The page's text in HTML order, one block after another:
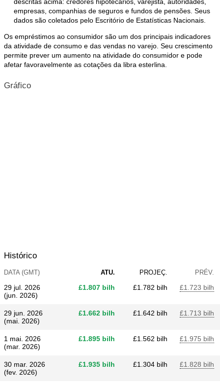
empresas, companhias de seguros e fundos de pensões. Seus
dados são coletados pelo Escritório de Estatísticas Nacionais.
Os empréstimos ao consumidor são um dos principais indicadores
da atividade de consumo e das vendas no varejo. Seu crescimento
permite prever um aumento na atividade do consumidor e pode
afetar favoravelmente as cotações da libra esterlina.
Gráfico
Histórico
DATA (GMT) ATU. PROJEÇ. PRÉV.
29 jul. 2026
(jun. 2026)
£​1.807 bilh £​1.782 bilh £​1.723 bilh
29 jun. 2026
(mai. 2026)
£​1.662 bilh £​1.642 bilh £​1.713 bilh
1 mai. 2026
(mar. 2026)
£​1.895 bilh £​1.562 bilh £​1.975 bilh
30 mar. 2026
(fev. 2026)
£​1.935 bilh £​1.304 bilh £​1.828 bilh